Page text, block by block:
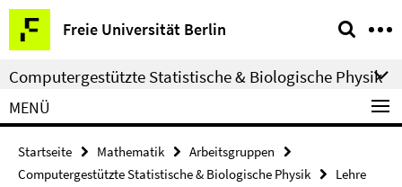
Springe
direkt
zu
Inhalt
Freie Universität Berlin
Service-
Navigation
Computergestützte Statistische & Biologische Physik
MENÜ
Startseite Mathematik
Arbeitsgruppen
Computergestützte Statistische & Biologische Physik
Lehre